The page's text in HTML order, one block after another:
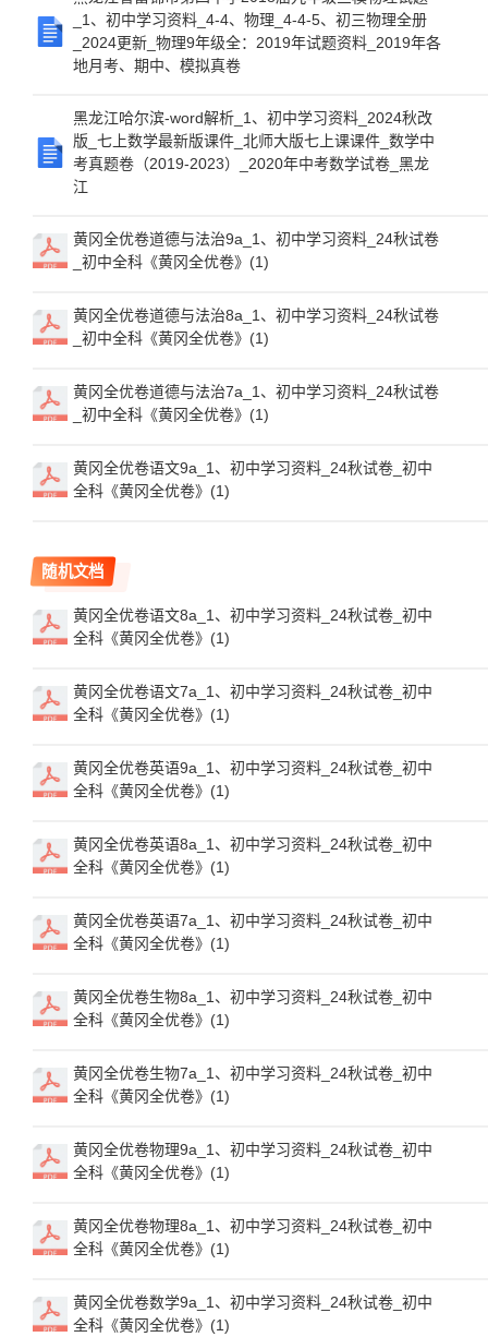
_1、初中学习资料_4-4、物理_4-4-5、初三物理全册
_2024更新_物理9年级全：2019年试题资料_2019年各
地月考、期中、模拟真卷
黑龙江哈尔滨-word解析_1、初中学习资料_2024秋改
版_七上数学最新版课件_北师大版七上课课件_数学中
考真题卷（2019-2023）_2020年中考数学试卷_黑龙
江
黄冈全优卷道德与法治9a_1、初中学习资料_24秋试卷
_初中全科《黄冈全优卷》(1)
黄冈全优卷道德与法治8a_1、初中学习资料_24秋试卷
_初中全科《黄冈全优卷》(1)
黄冈全优卷道德与法治7a_1、初中学习资料_24秋试卷
_初中全科《黄冈全优卷》(1)
黄冈全优卷语文9a_1、初中学习资料_24秋试卷_初中
全科《黄冈全优卷》(1)
随机文档
黄冈全优卷语文8a_1、初中学习资料_24秋试卷_初中
全科《黄冈全优卷》(1)
黄冈全优卷语文7a_1、初中学习资料_24秋试卷_初中
全科《黄冈全优卷》(1)
黄冈全优卷英语9a_1、初中学习资料_24秋试卷_初中
全科《黄冈全优卷》(1)
黄冈全优卷英语8a_1、初中学习资料_24秋试卷_初中
全科《黄冈全优卷》(1)
黄冈全优卷英语7a_1、初中学习资料_24秋试卷_初中
全科《黄冈全优卷》(1)
黄冈全优卷生物8a_1、初中学习资料_24秋试卷_初中
全科《黄冈全优卷》(1)
黄冈全优卷生物7a_1、初中学习资料_24秋试卷_初中
全科《黄冈全优卷》(1)
黄冈全优卷物理9a_1、初中学习资料_24秋试卷_初中
全科《黄冈全优卷》(1)
黄冈全优卷物理8a_1、初中学习资料_24秋试卷_初中
全科《黄冈全优卷》(1)
黄冈全优卷数学9a_1、初中学习资料_24秋试卷_初中
全科《黄冈全优卷》(1)